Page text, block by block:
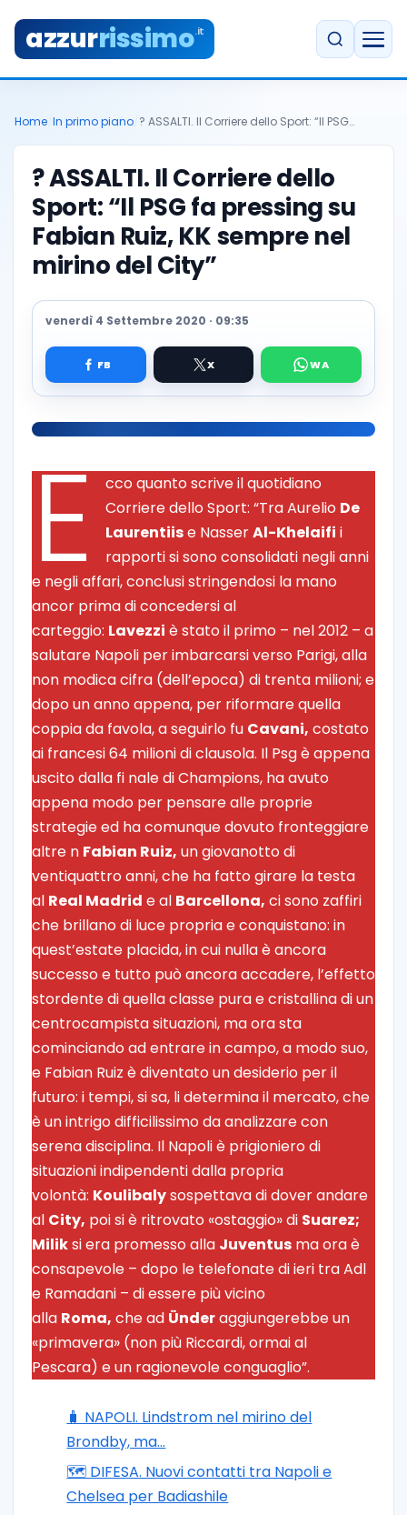
azzurrissimo.it
Home In primo piano ? ASSALTI. Il Corriere dello Sport: “Il PSG…
? ASSALTI. Il Corriere dello
Sport: “Il PSG fa pressing su
Fabian Ruiz, KK sempre nel
mirino del City”
venerdì 4 Settembre 2020 · 09:35
E cco quanto scrive il quotidiano
Corriere dello Sport: “Tra Aurelio De
Laurentiise NasserAl-Khelaifi i
rapporti si sono consolidati negli anni
e negli affari, conclusi stringendosi la mano
ancor prima di concedersi al
carteggio: Lavezzi è stato il primo – nel 2012 – a
salutare Napoli per imbarcarsi verso Parigi, alla
non modica cifra (dell’epoca) di trenta milioni; e
dopo un anno appena, per riformare quella
coppia da favola, a seguirlo fu Cavani, costato
ai francesi 64 milioni di clausola. Il Psg è appena
uscito dalla fi nale di Champions, ha avuto
appena modo per pensare alle proprie
strategie ed ha comunque dovuto fronteggiare
altre n Fabian Ruiz, un giovanotto di
ventiquattro anni, che ha fatto girare la testa
al Real Madrid e al Barcellona, ci sono zaffiri
che brillano di luce propria e conquistano: in
quest’estate placida, in cui nulla è ancora
successo e tutto può ancora accadere, l’effetto
stordente di quella classe pura e cristallina di un
centrocampista situazioni, ma ora sta
cominciando ad entrare in campo, a modo suo,
e Fabian Ruiz è diventato un desiderio per il
futuro: i tempi, si sa, li determina il mercato, che
è un intrigo difficilissimo da analizzare con
serena disciplina. Il Napoli è prigioniero di
situazioni indipendenti dalla propria
volontà: Koulibalysospettava di dover andare
al City, poi si è ritrovato «ostaggio» di Suarez;
Miliksi era promesso alla Juventus ma ora è
consapevole – dopo le telefonate di ieri tra Adl
e Ramadani – di essere più vicino
alla Roma, che ad Ünderaggiungerebbe un
«primavera» (non più Riccardi, ormai al
Pescara) e un ragionevole conguaglio”.
🧳 NAPOLI. Lindstrom nel mirino del
Brondby, ma…
🗺️ DIFESA. Nuovi contatti tra Napoli e
Chelsea per Badiashile